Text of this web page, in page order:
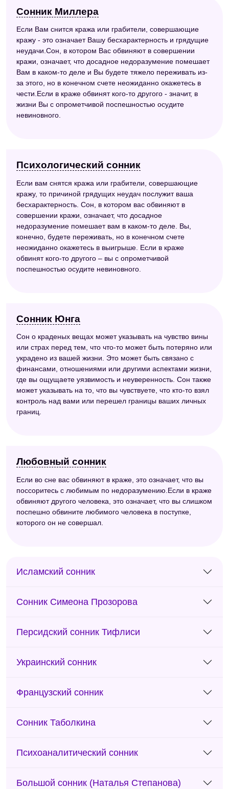
Сонник Миллера
Если Вам снится кража или грабители, совершающие
кражу - это означает Вашу бесхарактерность и грядущие
неудачи.Сон, в котором Вас обвиняют в совершении
кражи, означает, что досадное недоразумение помешает
Вам в каком-то деле и Вы будете тяжело переживать из-
за этого, но в конечном счете неожиданно окажетесь в
чести.Если в краже обвинят кого-то другого - значит, в
жизни Вы с опрометчивой поспешностью осудите
невиновного.
Психологический сонник
Если вам снятся кража или грабители, совершающие
кражу, то причиной грядущих неудач послужит ваша
бесхарактерность. Сон, в котором вас обвиняют в
совершении кражи, означает, что досадное
недоразумение помешает вам в каком-то деле. Вы,
конечно, будете переживать, но в конечном счете
неожиданно окажетесь в выигрыше. Если в краже
обвинят кого-то другого – вы с опрометчивой
поспешностью осудите невиновного.
Сонник Юнга
Сон о краденых вещах может указывать на чувство вины
или страх перед тем, что что-то может быть потеряно или
украдено из вашей жизни. Это может быть связано с
финансами, отношениями или другими аспектами жизни,
где вы ощущаете уязвимость и неуверенность. Сон также
может указывать на то, что вы чувствуете, что кто-то взял
контроль над вами или перешел границы ваших личных
границ.
Любовный сонник
Если во сне вас обвиняют в краже, это означает, что вы
поссоритесь с любимым по недоразумению.Если в краже
обвиняют другого человека, это означает, что вы слишком
поспешно обвините любимого человека в поступке,
которого он не совершал.
Исламский сонник
Сонник Симеона Прозорова
Персидский сонник Тифлиси
Украинский сонник
Французский сонник
Сонник Таболкина
Психоаналитический сонник
Большой сонник (Наталья Степанова)